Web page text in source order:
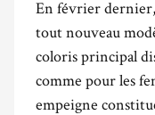
En février
tout nouveau
coloris principal
comme pour les
empeigne